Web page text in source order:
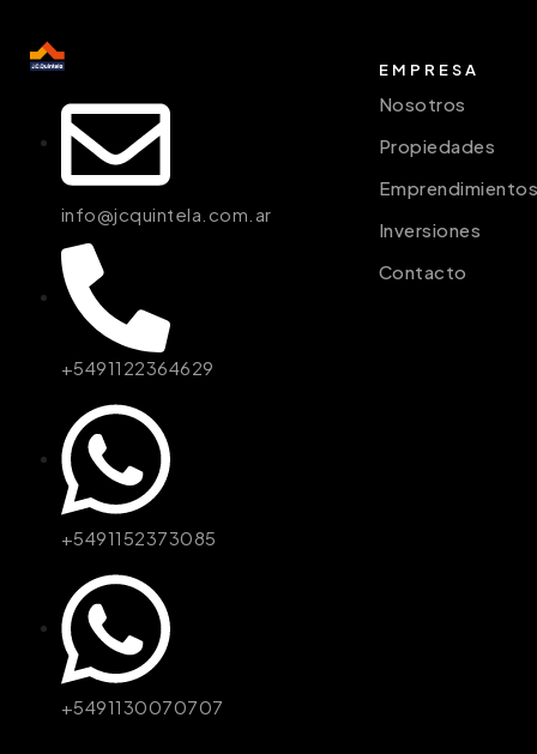
info@jcquintela.com.ar
+5491122364629
+5491152373085
+5491130070707
EMPRESA
Nosotros
Propiedades
Inversiones
Contacto